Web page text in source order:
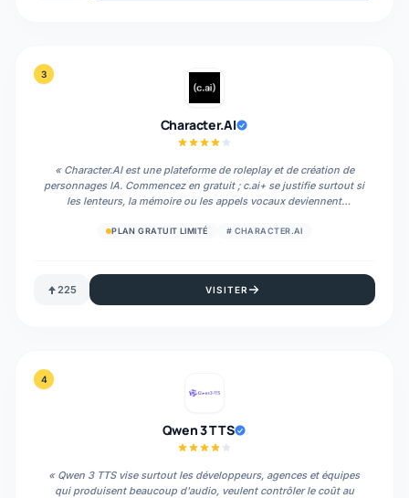
3
Character.AI
« Character.AI est une plateforme de roleplay et de création de
personnages IA. Commencez en gratuit ; c.ai+ se justifie surtout si
les lenteurs, la mémoire ou les appels vocaux deviennent
PLAN GRATUIT LIMITÉ # CHARACTER.AI
225 VISITER
4
Qwen 3 TTS
« Qwen 3 TTS vise surtout les développeurs, agences et équipes
qui produisent beaucoup d'audio, veulent contrôler le coût au